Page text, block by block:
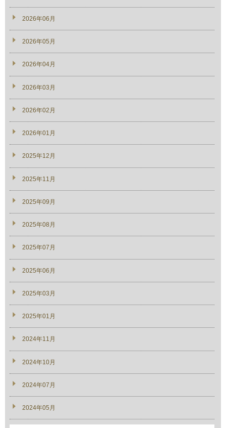
2026年06月
2026年05月
2026年04月
2026年03月
2026年02月
2026年01月
2025年12月
2025年11月
2025年09月
2025年08月
2025年07月
2025年06月
2025年03月
2025年01月
2024年11月
2024年10月
2024年07月
2024年05月